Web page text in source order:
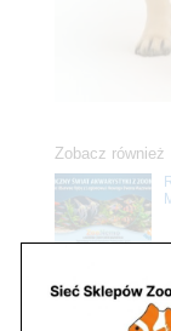
Zobacz również